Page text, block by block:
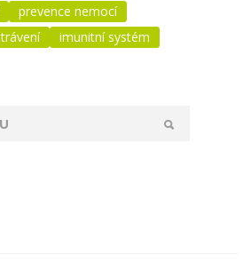
prevence nemocí
trávení imunitní systém